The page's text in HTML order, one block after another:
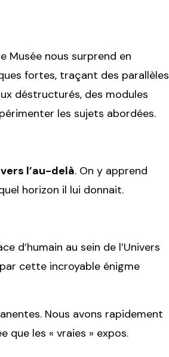
Musée nous surprend en
fortes, traçant des parallèles
déstructurés, des modules
les sujets abordées.
l’au-delà. On y apprend
horizon il lui donnait.
d’humain au sein de l’Univers
cette incroyable énigme
Nous avons rapidement
que les « vraies » expos.